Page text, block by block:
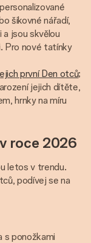
šikovné nářadí,
jsou skvělou
Pro nové tatínky
první Den otců;
jejich dítěte,
hrnky na míru
roce 2026
letos v trendu.
podívej se na
s ponožkami